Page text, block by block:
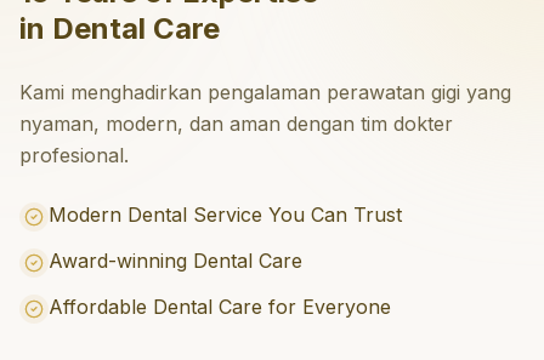
in Dental Care
Kami menghadirkan pengalaman perawatan gigi yang
nyaman, modern, dan aman dengan tim dokter
profesional.
Modern Dental Service You Can Trust
Award-winning Dental Care
Affordable Dental Care for Everyone